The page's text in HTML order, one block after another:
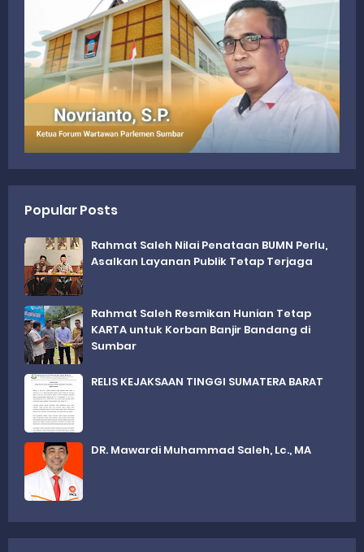
Popular Posts
Rahmat Saleh Nilai Penataan BUMN Perlu,
Asalkan Layanan Publik Tetap Terjaga
Rahmat Saleh Resmikan Hunian Tetap
KARTA untuk Korban Banjir Bandang di
Sumbar
RELIS KEJAKSAAN TINGGI SUMATERA BARAT
DR. Mawardi Muhammad Saleh, Lc., MA